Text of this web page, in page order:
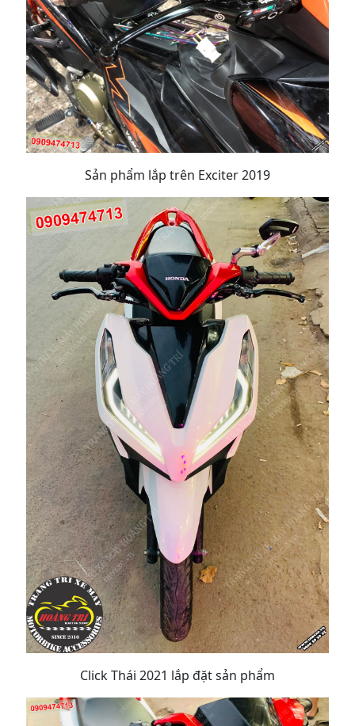
Sản phẩm lắp trên Exciter 2019
Click Thái 2021 lắp đặt sản phẩm